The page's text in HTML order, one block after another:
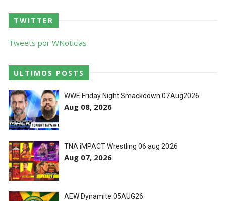
TWITTER
Tweets por WNoticias
ULTIMOS POSTS
WWE Friday Night Smackdown 07Aug2026
Aug 08, 2026
TNA iMPACT Wrestling 06 aug 2026
Aug 07, 2026
AEW Dynamite 05AUG26